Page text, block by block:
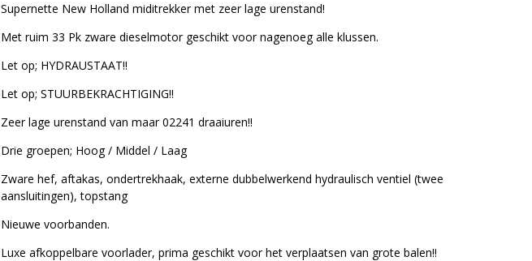
Supernette New Holland miditrekker met zeer lage urenstand!
Met ruim 33 Pk zware dieselmotor geschikt voor nagenoeg alle klussen.
Let op; HYDRAUSTAAT!!
Let op; STUURBEKRACHTIGING!!
Zeer lage urenstand van maar 02241 draaiuren!!
Drie groepen; Hoog / Middel / Laag
Zware hef, aftakas, ondertrekhaak, externe dubbelwerkend hydraulisch ventiel (twee
aansluitingen), topstang
Nieuwe voorbanden.
Luxe afkoppelbare voorlader, prima geschikt voor het verplaatsen van grote balen!!